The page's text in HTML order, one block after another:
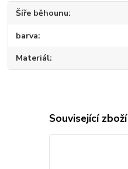
Šíře běhounu
barva
Materiál
Související zboží